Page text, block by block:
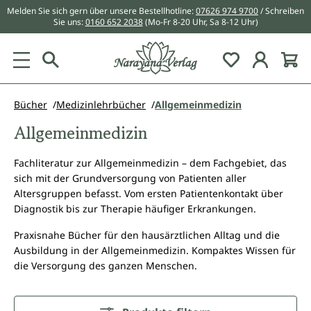
springen
Melden Sie sich gern über unsere Bestellhotline:07626 974 9700/ Schreiben
Sie uns:0160 652 2038 (Mo-Fr 8-20 Uhr, Sa 8-12 Uhr)
Du hast 0
Bücher Medizinlehrbücher Allgemeinmedizin
Allgemeinmedizin
Fachliteratur zur Allgemeinmedizin – dem Fachgebiet, das
sich mit der Grundversorgung von Patienten aller
Altersgruppen befasst. Vom ersten Patientenkontakt über
Diagnostik bis zur Therapie häufiger Erkrankungen.
Praxisnahe Bücher für den hausärztlichen Alltag und die
Ausbildung in der Allgemeinmedizin. Kompaktes Wissen für
die Versorgung des ganzen Menschen.